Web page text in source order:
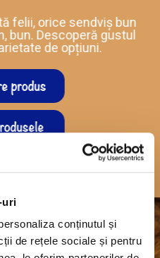
uri
conținutul și
de rețele sociale și pentru
orice sendviș bun
Descoperă gustul
de opțiuni.